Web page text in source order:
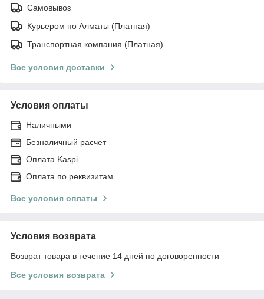
Самовывоз
Курьером по Алматы (Платная)
Транспортная компания (Платная)
Все условия доставки
Условия оплаты
Наличными
Безналичный расчет
Оплата Kaspi
Оплата по реквизитам
Все условия оплаты
Условия возврата
Возврат товара в течение 14 дней по договоренности
Все условия возврата